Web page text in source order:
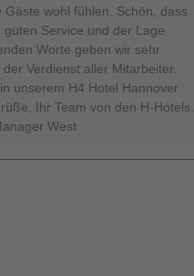
wohl fühlen. Schön, dass
Service und der Lage
Worte geben wir sehr
Verdienst aller Mitarbeiter.
unserem H4 Hotel Hannover
Ihr Team von den H-Hotels,
West